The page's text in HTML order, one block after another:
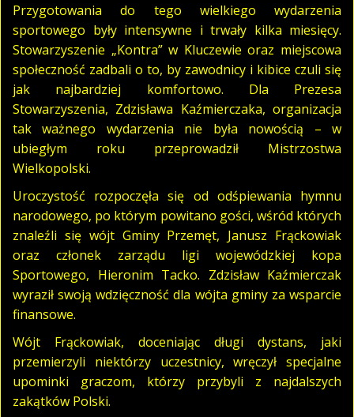
Przygotowania do tego wielkiego wydarzenia
sportowego były intensywne i trwały kilka miesięcy.
Stowarzyszenie „Kontra” w Kluczewie oraz miejscowa
społeczność zadbali o to, by zawodnicy i kibice czuli się
jak najbardziej komfortowo. Dla Prezesa
Stowarzyszenia, Zdzisława Kaźmierczaka, organizacja
tak ważnego wydarzenia nie była nowością – w
ubiegłym roku przeprowadził Mistrzostwa
Wielkopolski.
Uroczystość rozpoczęła się od odśpiewania hymnu
narodowego, po którym powitano gości, wśród których
znaleźli się wójt Gminy Przemęt, Janusz Frąckowiak
oraz członek zarządu ligi wojewódzkiej kopa
Sportowego, Hieronim Tacko. Zdzisław Kaźmierczak
wyraził swoją wdzięczność dla wójta gminy za wsparcie
finansowe.
Wójt Frąckowiak, doceniając długi dystans, jaki
przemierzyli niektórzy uczestnicy, wręczył specjalne
upominki graczom, którzy przybyli z najdalszych
zakątków Polski.